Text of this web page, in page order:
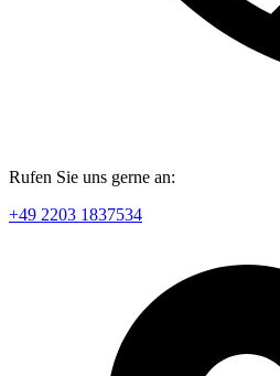
Rufen Sie uns gerne an:
+49 2203 1837534